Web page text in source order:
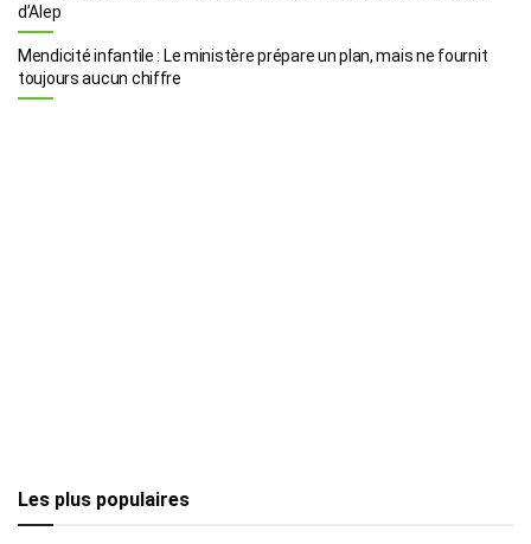
d’Alep
Mendicité infantile : Le ministère prépare un plan, mais ne fournit
toujours aucun chiffre
Les plus populaires